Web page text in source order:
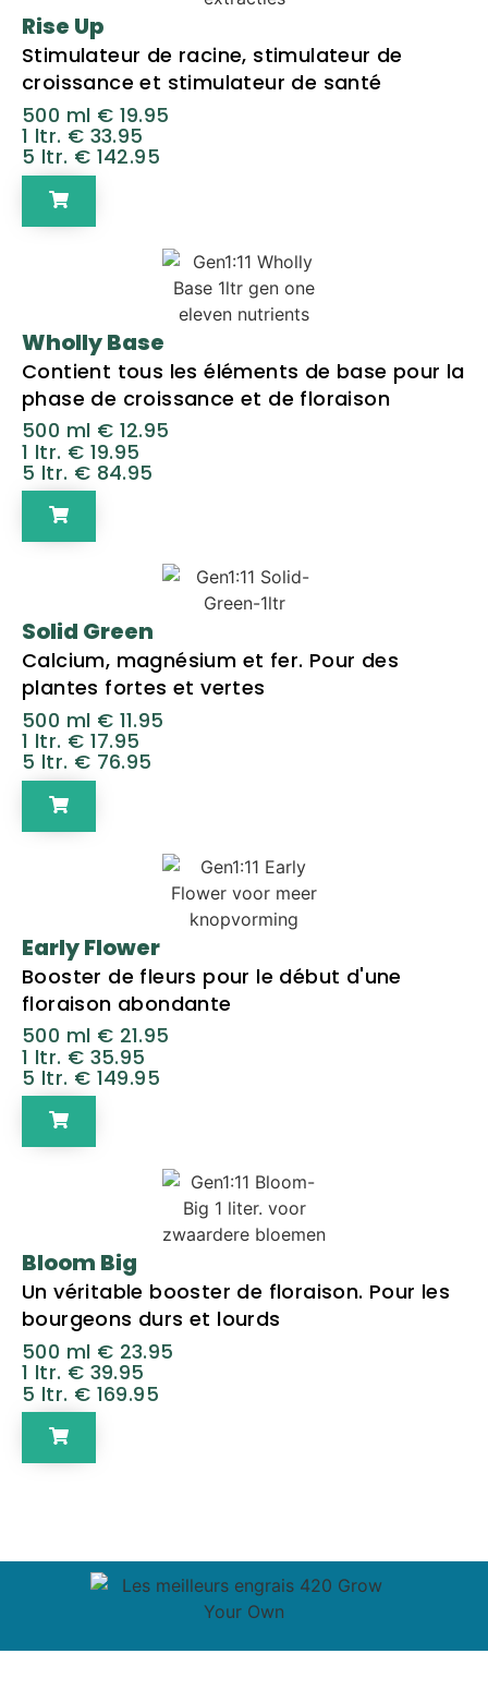
Rise Up
Stimulateur de racine, stimulateur de
croissance et stimulateur de santé
500 ml € 19.95
1 ltr. € 33.95
5 ltr. € 142.95
Wholly Base
Contient tous les éléments de base pour la
phase de croissance et de floraison
500 ml € 12.95
1 ltr. € 19.95
5 ltr. € 84.95
Solid Green
Calcium, magnésium et fer. Pour des
plantes fortes et vertes
500 ml € 11.95
1 ltr. € 17.95
5 ltr. € 76.95
Early Flower
Booster de fleurs pour le début d'une
floraison abondante
500 ml € 21.95
1 ltr. € 35.95
5 ltr. € 149.95
Bloom Big
Un véritable booster de floraison. Pour les
bourgeons durs et lourds
500 ml € 23.95
1 ltr. € 39.95
5 ltr. € 169.95